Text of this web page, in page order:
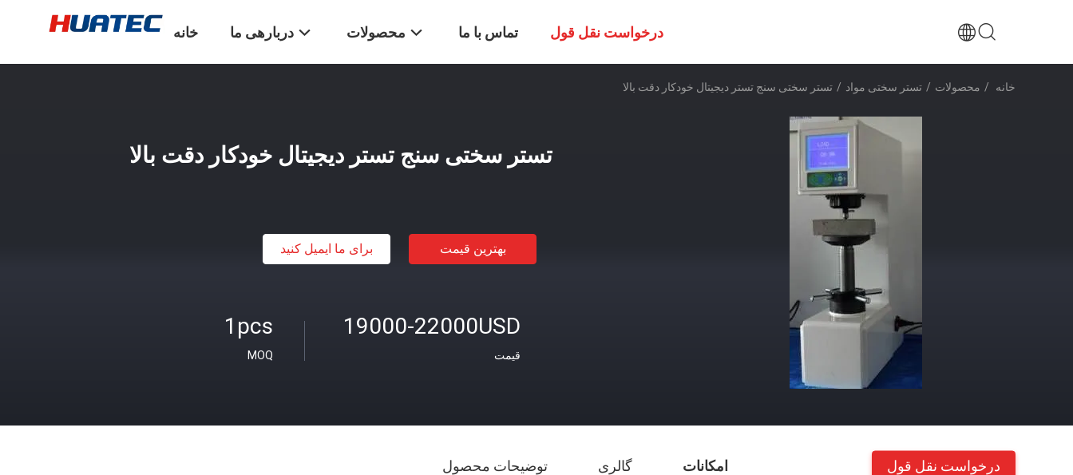
خانه دربارهی ما محصولات تماس با ما درخواست نقل قول
خانه / محصولات / تستر سختی مواد / تستر سختی سنج تستر دیجیتال خودکار دقت بالا
تستر سختی سنج تستر دیجیتال خودکار دقت بالا
بهترین قیمت برای ما ایمیل کنید
1pcs
MOQ
19000-22000USD
قیمت
امکانات گالری توضیحات محصول درخواست نقل قول